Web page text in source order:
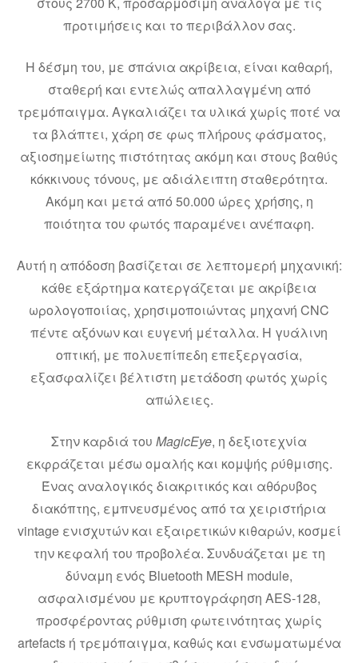
προτιμήσεις και το περιβάλλον σας.
Η δέσμη του, με σπάνια ακρίβεια, είναι καθαρή,
σταθερή και εντελώς απαλλαγμένη από
τρεμόπαιγμα. Αγκαλιάζει τα υλικά χωρίς ποτέ να
τα βλάπτει, χάρη σε φως πλήρους φάσματος,
αξιοσημείωτης πιστότητας ακόμη και στους βαθύς
κόκκινους τόνους, με αδιάλειπτη σταθερότητα.
Ακόμη και μετά από 50.000 ώρες χρήσης, η
ποιότητα του φωτός παραμένει ανέπαφη.
Αυτή η απόδοση βασίζεται σε λεπτομερή μηχανική:
κάθε εξάρτημα κατεργάζεται με ακρίβεια
ωρολογοποιίας, χρησιμοποιώντας μηχανή CNC
πέντε αξόνων και ευγενή μέταλλα. Η γυάλινη
οπτική, με πολυεπίπεδη επεξεργασία,
εξασφαλίζει βέλτιστη μετάδοση φωτός χωρίς
απώλειες.
Στην καρδιά του MagicEye, η δεξιοτεχνία
εκφράζεται μέσω ομαλής και κομψής ρύθμισης.
Ένας αναλογικός διακριτικός και αθόρυβος
διακόπτης, εμπνευσμένος από τα χειριστήρια
vintage ενισχυτών και εξαιρετικών κιθαρών, κοσμεί
την κεφαλή του προβολέα. Συνδυάζεται με τη
δύναμη ενός Bluetooth MESH module,
ασφαλισμένου με κρυπτογράφηση AES-128,
προσφέροντας ρύθμιση φωτεινότητας χωρίς
artefacts ή τρεμόπαιγμα, καθώς και ενσωματωμένα